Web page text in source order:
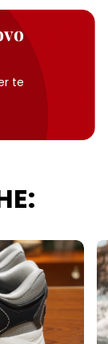
te